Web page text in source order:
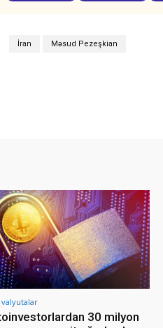
İran Məsud Pezeşkian
30 milyon